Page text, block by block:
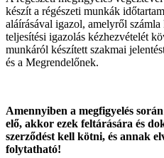
készít a régészeti munkák
aláírásával igazol, amelyről
teljesítési igazolás kézhezvételét
munkáról készített szakmai
és a Megrendelőnek.
Amennyiben a megfigyelés
elő, akkor ezek feltárására és
szerződést kell kötni, és annak
folytatható!